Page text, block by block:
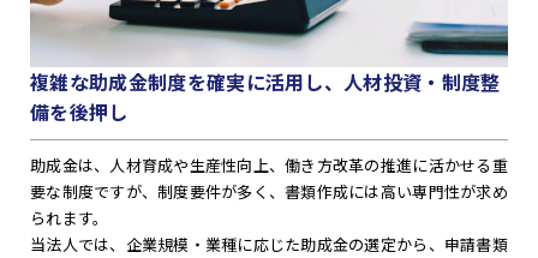
複雑な助成金制度を確実に活用し、人材投資・制度整
備を後押し
助成金は、人材育成や生産性向上、働き方改革の推進に活かせる重
要な制度ですが、制度要件が多く、書類作成には高い専門性が求め
られます。
当法人では、企業規模・業種に応じた助成金の選定から、申請書類